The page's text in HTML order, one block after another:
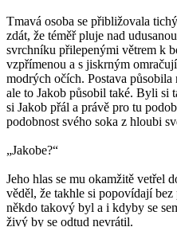
Tmavá osoba se přibližovala
zdát, že téměř pluje nad
svrchníku přilepenými větrem k
vzpřímenou a s jiskrným
modrých očích. Postava působila
ale to Jakob působil také. Byli si
si Jakob přál a právě pro tu
podobnost svého soka z hloubi
„Jakobe?“
Jeho hlas se mu okamžitě vetřel
věděl, že takhle si popovídají
někdo takový byl a i kdyby se
živý by se odtud nevrátil.